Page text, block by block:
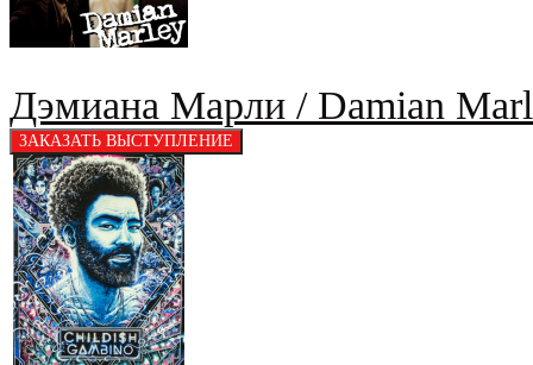
Дэмиана Марли / Damian